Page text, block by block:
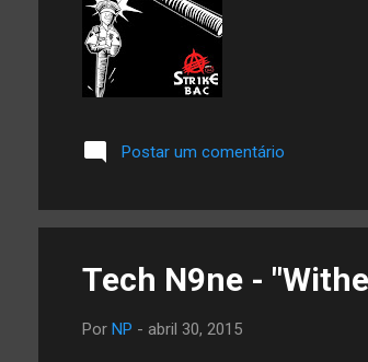
Postar um comentário
Tech N9ne -
Por NP - abril 30, 2015